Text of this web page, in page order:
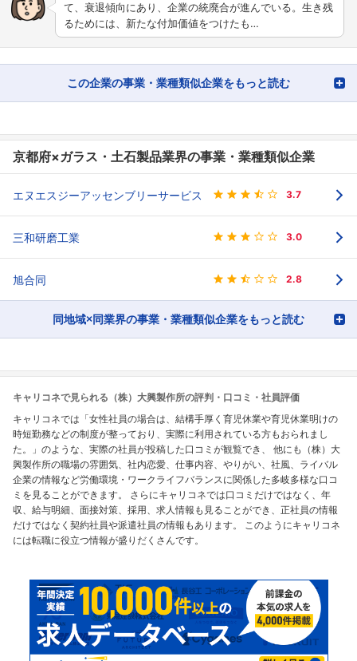
て、衰退傾向にあり、企業の統廃合が進んでいる。生き残
るためには、新たな付加価値をつけたも…
この企業の事業・業種類似企業をもっと読む
京都府×ガラス・土石製品業界の事業・業種類似企業
エヌエスジーアッセンブリーサービス 3.7
三和研磨工業 3.0
旭合同 2.8
同地域×同業界の事業・業種類似企業をもっと読む
キャリコネで見られる（株）大興製作所の評判・口コミ・社員評価
キャリコネでは「女性社員の場合は、結構手厚く育児休業や育児休業明けの
時短勤務などの制度が整っており、実際に利用されている方もおられまし
た。」のような、実際の社員が投稿した口コミが観覧でき、 他にも（株）大
興製作所の職場の雰囲気、社内恋愛、仕事内容、やりがい、社風、ライバル
企業の情報など労働環境・ワークライフバランスに関係した多岐多様な口コ
ミを見ることができます。 さらにキャリコネでは口コミだけではなく、年
収、給与明細、面接対策、採用、求人情報も見ることができ、正社員の情報
だけではなく契約社員や派遣社員の情報もあります。 このようにキャリコネ
には転職に役立つ情報が盛りだくさんです。